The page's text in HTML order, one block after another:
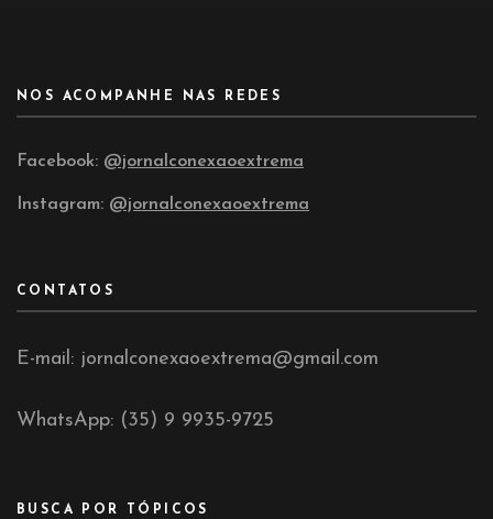
NOS ACOMPANHE NAS REDES
Facebook: @jornalconexaoextrema
Instagram: @jornalconexaoextrema
CONTATOS
E-mail: jornalconexaoextrema@gmail.com
WhatsApp: (35) 9 9935-9725
BUSCA POR TÓPICOS